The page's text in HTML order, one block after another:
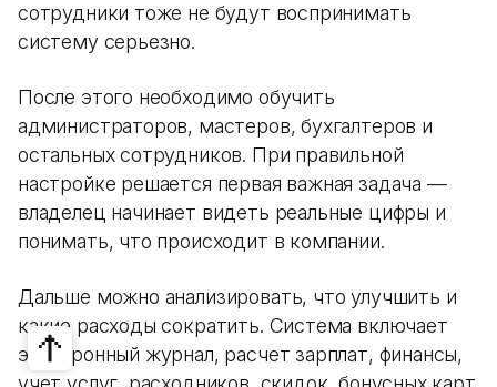
сотрудники тоже не будут воспринимать
систему серьезно.
После этого необходимо обучить
администраторов, мастеров, бухгалтеров и
остальных сотрудников. При правильной
настройке решается первая важная задача —
владелец начинает видеть реальные цифры и
понимать, что происходит в компании.
Дальше можно анализировать, что улучшить и
какие расходы сократить. Система включает
электронный журнал, расчет зарплат, финансы,